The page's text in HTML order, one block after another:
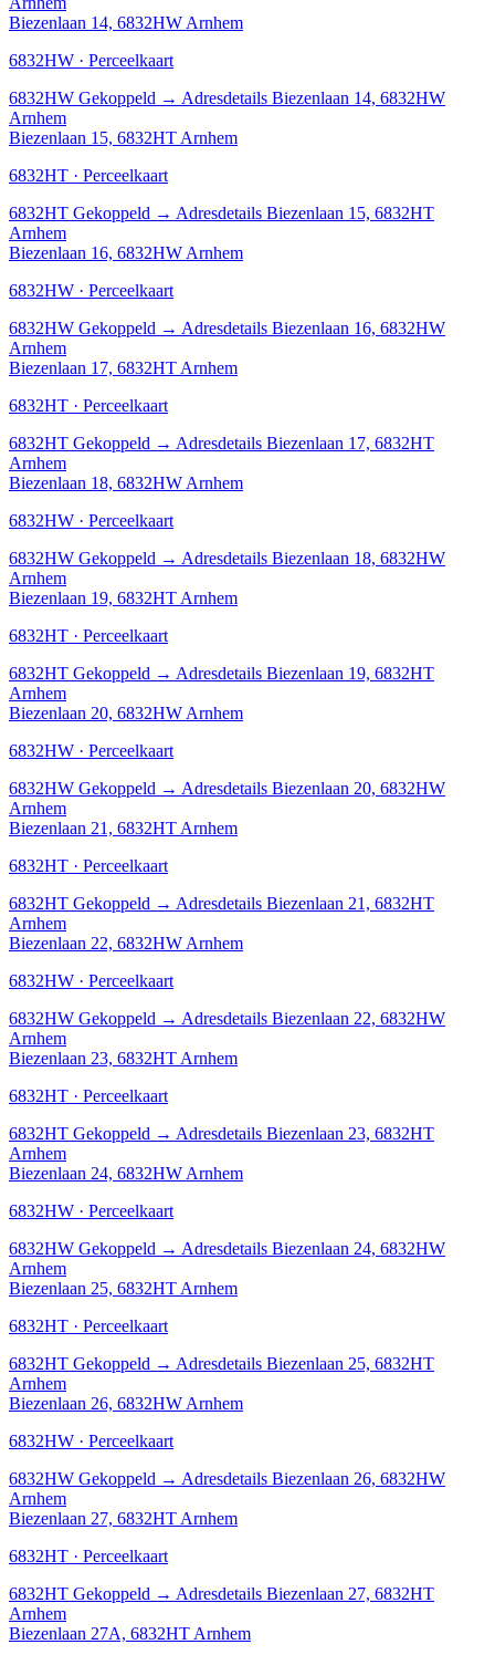
Biezenlaan 14, 6832HW Arnhem
6832HW · Perceelkaart
6832HW Gekoppeld → Adresdetails Biezenlaan 14, 6832HW
Arnhem
Biezenlaan 15, 6832HT Arnhem
6832HT · Perceelkaart
6832HT Gekoppeld → Adresdetails Biezenlaan 15, 6832HT
Arnhem
Biezenlaan 16, 6832HW Arnhem
6832HW · Perceelkaart
6832HW Gekoppeld → Adresdetails Biezenlaan 16, 6832HW
Arnhem
Biezenlaan 17, 6832HT Arnhem
6832HT · Perceelkaart
6832HT Gekoppeld → Adresdetails Biezenlaan 17, 6832HT
Arnhem
Biezenlaan 18, 6832HW Arnhem
6832HW · Perceelkaart
6832HW Gekoppeld → Adresdetails Biezenlaan 18, 6832HW
Arnhem
Biezenlaan 19, 6832HT Arnhem
6832HT · Perceelkaart
6832HT Gekoppeld → Adresdetails Biezenlaan 19, 6832HT
Arnhem
Biezenlaan 20, 6832HW Arnhem
6832HW · Perceelkaart
6832HW Gekoppeld → Adresdetails Biezenlaan 20, 6832HW
Arnhem
Biezenlaan 21, 6832HT Arnhem
6832HT · Perceelkaart
6832HT Gekoppeld → Adresdetails Biezenlaan 21, 6832HT
Arnhem
Biezenlaan 22, 6832HW Arnhem
6832HW · Perceelkaart
6832HW Gekoppeld → Adresdetails Biezenlaan 22, 6832HW
Arnhem
Biezenlaan 23, 6832HT Arnhem
6832HT · Perceelkaart
6832HT Gekoppeld → Adresdetails Biezenlaan 23, 6832HT
Arnhem
Biezenlaan 24, 6832HW Arnhem
6832HW · Perceelkaart
6832HW Gekoppeld → Adresdetails Biezenlaan 24, 6832HW
Arnhem
Biezenlaan 25, 6832HT Arnhem
6832HT · Perceelkaart
6832HT Gekoppeld → Adresdetails Biezenlaan 25, 6832HT
Arnhem
Biezenlaan 26, 6832HW Arnhem
6832HW · Perceelkaart
6832HW Gekoppeld → Adresdetails Biezenlaan 26, 6832HW
Arnhem
Biezenlaan 27, 6832HT Arnhem
6832HT · Perceelkaart
6832HT Gekoppeld → Adresdetails Biezenlaan 27, 6832HT
Arnhem
Biezenlaan 27A, 6832HT Arnhem